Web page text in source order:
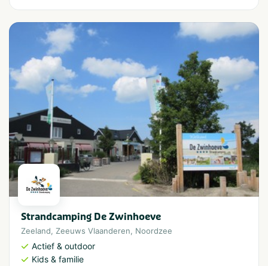
Strandcamping De Zwinhoeve
Zeeland, Zeeuws Vlaanderen, Noordzee
Actief & outdoor
Kids & familie